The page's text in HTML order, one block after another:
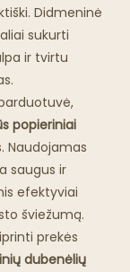
Didmeninė
sukurti
ir tvirtu
popieriniai
Naudojamas
saugus ir
efektyviai
šviežumą.
prekės
dubenėlių